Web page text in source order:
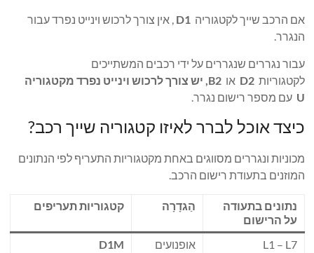
אם הרכב שייך לקטגוריה D1 , אין צורך לרכוש וינייט נפרד עבור
הנגרר.
עבור נגררים שנגררים על ידי רכבים המשתייכים
לקטגוריותD2 או
B2, יש צורך לרכוש וינייט נפרד מקטגוריה
U עם מספר רישום נגרר.
כיצד אוכל לברר לאיזו קטגוריה שייך רכב?
מכוניות ונגררים מסווגים באחת מקטגוריות התעריף לפי הנתונים
המוזנים בתעודת רישום הרכב.
נתונים בתעודה
על הרישום
הַגדָרָה קטגוריות תעריפים
L1 – L7 אופנועים
D1M